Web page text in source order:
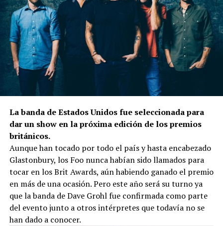
La banda de Estados Unidos fue seleccionada para
dar un show en la próxima edición de los premios
británicos.
Aunque han tocado por todo el país y hasta encabezado
Glastonbury, los Foo nunca habían sido llamados para
tocar en los Brit Awards, aún habiendo ganado el premio
en más de una ocasión. Pero este año será su turno ya
que la banda de Dave Grohl fue confirmada como parte
del evento junto a otros intérpretes que todavía no se
han dado a conocer.